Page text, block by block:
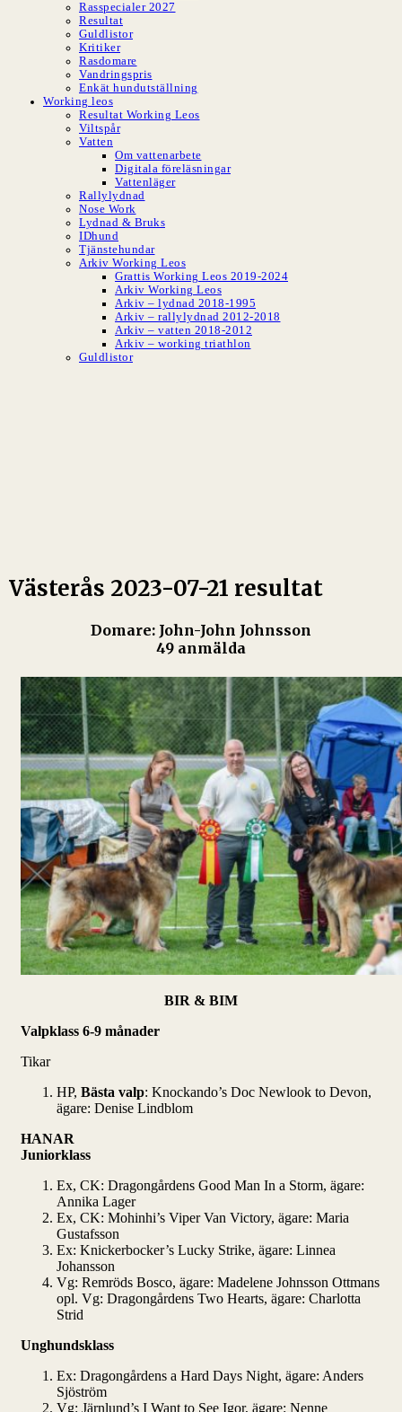
Rasspecialer 2027
Resultat
Guldlistor
Kritiker
Rasdomare
Vandringspris
Enkät hundutställning
Working leos
Resultat Working Leos
Viltspår
Vatten
Om vattenarbete
Digitala föreläsningar
Vattenläger
Rallylydnad
Nose Work
Lydnad & Bruks
IDhund
Tjänstehundar
Arkiv Working Leos
Grattis Working Leos 2019-2024
Arkiv Working Leos
Arkiv – lydnad 2018-1995
Arkiv – rallylydnad 2012-2018
Arkiv – vatten 2018-2012
Arkiv – working triathlon
Guldlistor
Västerås 2023-07-21 resultat
Domare: John-John Johnsson
49 anmälda
BIR & BIM
Valpklass 6-9 månader
Tikar
HP, Bästa valp: Knockando’s Doc Newlook to Devon,
ägare: Denise Lindblom
HANAR
Juniorklass
Ex, CK: Dragongårdens Good Man In a Storm, ägare:
Annika Lager
Ex, CK: Mohinhi’s Viper Van Victory, ägare: Maria
Gustafsson
Ex: Knickerbocker’s Lucky Strike, ägare: Linnea
Johansson
Vg: Remröds Bosco, ägare: Madelene Johnsson Ottmans
opl. Vg: Dragongårdens Two Hearts, ägare: Charlotta
Strid
Unghundsklass
Ex: Dragongårdens a Hard Days Night, ägare: Anders
Sjöström
Vg: Järnlund’s I Want to See Igor, ägare: Nenne